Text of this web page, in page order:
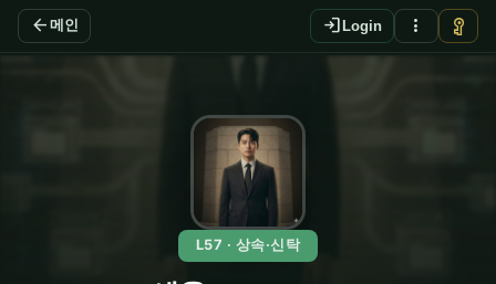
arrow_back 메인 login Login more_vert vpn_key
L57 · 상속·신탁